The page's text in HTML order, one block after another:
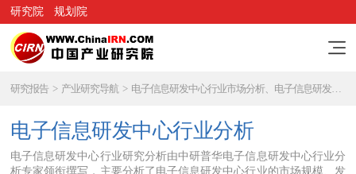
研究院 规划院
研究报告 > 产业研究导航 > 电子信息研发中心行业市场分析、电子信息研发中心行业研究报告
电子信息研发中心行业分析
电子信息研发中心行业研究分析由中研普华电子信息研发中心行业分
析专家领衔撰写，主要分析了电子信息研发中心行业的市场规模、发